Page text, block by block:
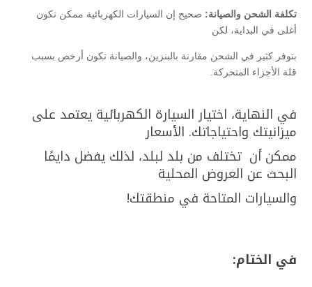
تكلفة الشحن والصيانة: صحيح إن السيارات الكهربائية ممكن تكون
أغلى في البداية، لكن
بتوفر كثير في الشحن مقارنة بالبنزين، والصيانة تكون أرخص بسبب
قلة الأجزاء المتحركة.
في النهاية، اختيار السيارة الكهربائية يعتمد على
ميزانيتك واحتياجاتك. الأسعار
ممكن أن تختلف من بلد لبلد، لذلك يفضل دايمًا
البحث عن العروض المحلية
والسيارات المتاحة في منطقتك!
في الختام: